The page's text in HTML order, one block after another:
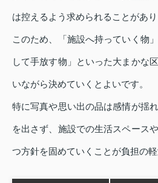
は控えるよう求められることがあり
このため、「施設へ持っていく物
して手放す物」といった大まかな
いながら決めていくとよいです。
特に写真や思い出の品は感情が揺
を出さず、施設での生活スペース
つ方針を固めていくことが負担の軽